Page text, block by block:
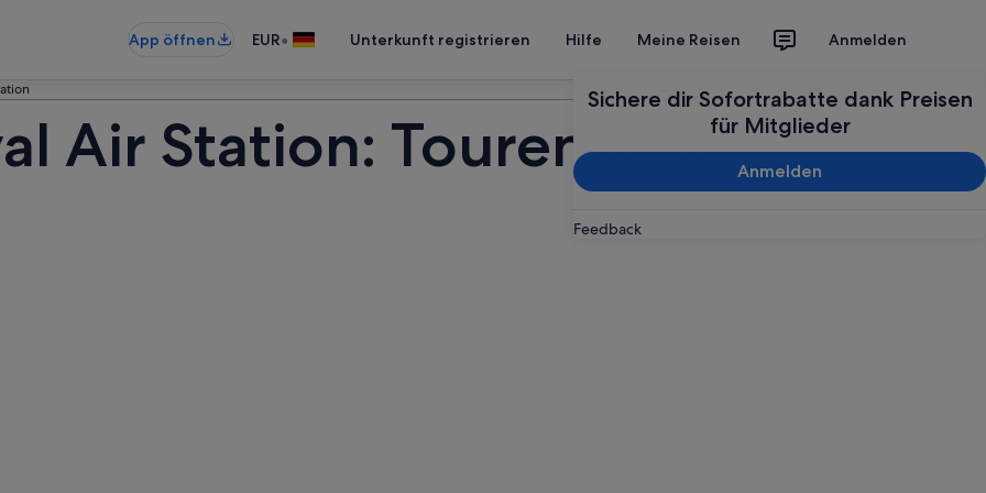
App öffnen EUR• Unterkunft registrieren Hilfe Meine Reisen Anmelden
Sichere dir Sofortrabatte dank Preisen
für Mitglieder
Anmelden
Feedback
Deine Reise planen
Air Station: Touren und